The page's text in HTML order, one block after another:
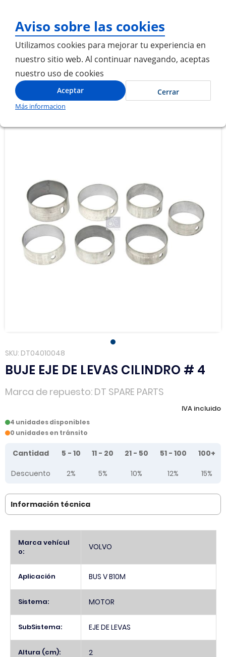
Aviso sobre las cookies
Utilizamos cookies para mejorar tu experiencia en
nuestro sitio web. Al continuar navegando, aceptas
nuestro uso de cookies
Aceptar Cerrar
Más informacion
Inicio BUJE EJE DE LEVAS CILINDRO # 4
SKU DT04010048
BUJE EJE DE LEVAS CILINDRO # 4
Marca de repuesto DT SPARE PARTS
IVA incluido
4 unidades disponibles
0 unidades en tránsito
Tier prices table
Cantidad 5 - 10 11 - 20 21 - 50 51 - 100
100+
Descuento
2% 5% 10% 12% 15%
imágenes
imágenes
Información técnica
Información
Marca vehícul
o:
VOLVO
Aplicación BUS V B10M
Sistema: MOTOR
SubSistema: EJE DE LEVAS
Altura (cm): 2